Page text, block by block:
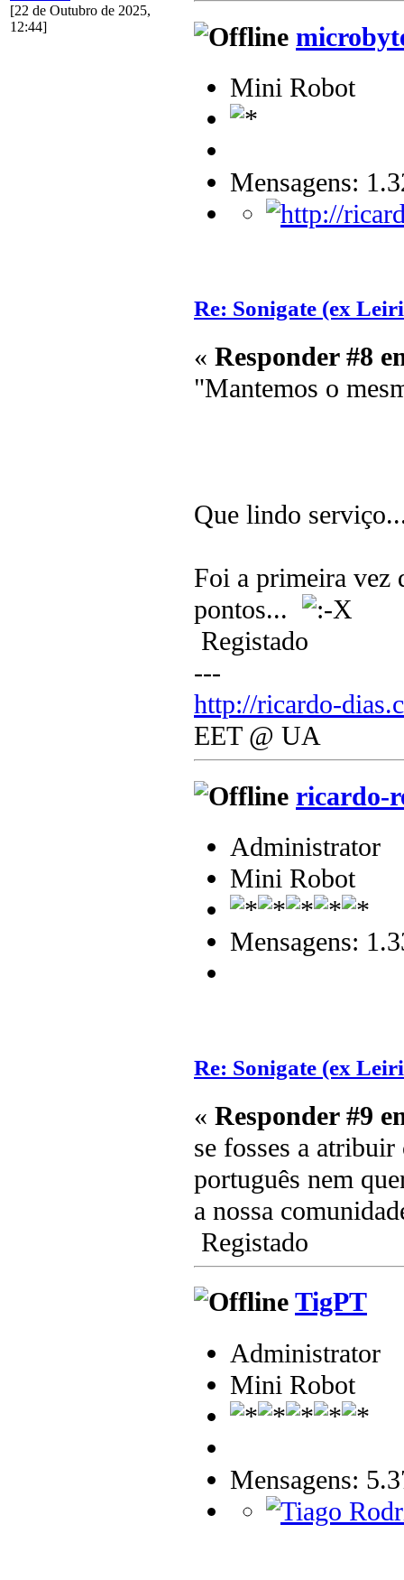
[22 de Outubro de 2025,
12:44]
Mini Robot
Mensagens:
Re: Sonigate (ex
« Responder #8
"Mantemos o
Que lindo
Foi a primeira vez
pontos...
Registado
---
http://ricardo-
EET @ UA
ricardo-
Administrator
Mini Robot
Mensagens:
Re: Sonigate (ex
« Responder #9
se fosses a
português nem
a nossa
Registado
TigPT
Administrator
Mini Robot
Mensagens: